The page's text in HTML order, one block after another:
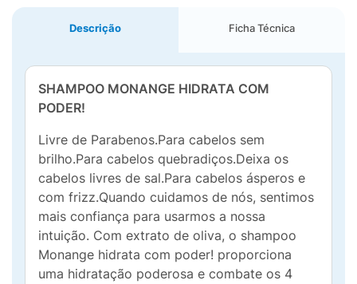
Descrição Ficha Técnica
SHAMPOO MONANGE HIDRATA COM
PODER!
Livre de Parabenos.Para cabelos sem
brilho.Para cabelos quebradiços.Deixa os
cabelos livres de sal.Para cabelos ásperos e
com frizz.Quando cuidamos de nós, sentimos
mais confiança para usarmos a nossa
intuição. Com extrato de oliva, o shampoo
Monange hidrata com poder! proporciona
uma hidratação poderosa e combate os 4